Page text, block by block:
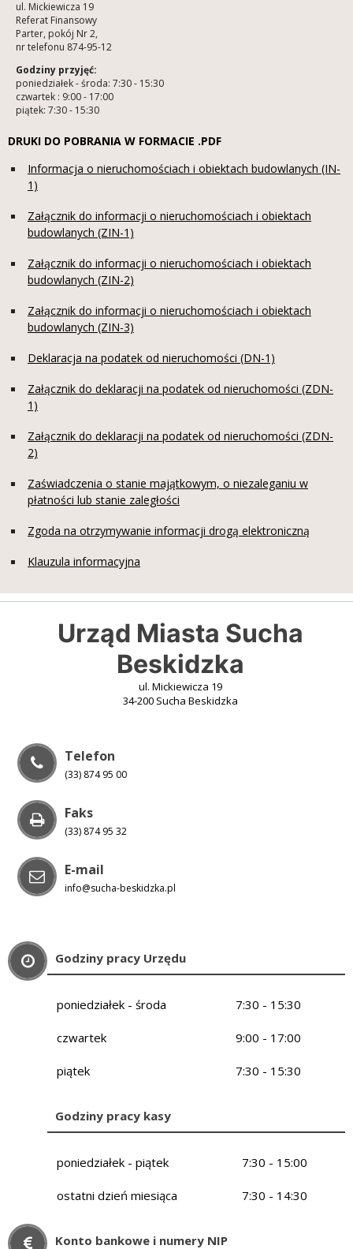
ul. Mickiewicza 19
Referat Finansowy
Parter, pokój Nr 2,
nr telefonu 874-95-12
Godziny przyjęć:
poniedziałek - środa: 7:30 - 15:30
czwartek : 9:00 - 17:00
piątek: 7:30 - 15:30
DRUKI DO POBRANIA W FORMACIE .PDF
Informacja o nieruchomościach i obiektach budowlanych (IN-
1)
Załącznik do informacji o nieruchomościach i obiektach
budowlanych (ZIN-1)
Załącznik do informacji o nieruchomościach i obiektach
budowlanych (ZIN-2)
Załącznik do informacji o nieruchomościach i obiektach
budowlanych (ZIN-3)
Deklaracja na podatek od nieruchomości (DN-1)
Załącznik do deklaracji na podatek od nieruchomości (ZDN-
1)
Załącznik do deklaracji na podatek od nieruchomości (ZDN-
2)
Zaświadczenia o stanie majątkowym, o niezaleganiu w
płatności lub stanie zaległości
Zgoda na otrzymywanie informacji drogą elektroniczną
Klauzula informacyjna
Urząd Miasta Sucha
Beskidzka
ul. Mickiewicza 19
34-200 Sucha Beskidzka
Telefon
(33) 874 95 00
Faks
(33) 874 95 32
E-mail
info@sucha-beskidzka.pl
Godziny pracy Urzędu
poniedziałek - środa 7:30 - 15:30
czwartek 9:00 - 17:00
piątek 7:30 - 15:30
Godziny pracy kasy
poniedziałek - piątek 7:30 - 15:00
ostatni dzień miesiąca 7:30 - 14:30
Konto bankowe i numery NIP